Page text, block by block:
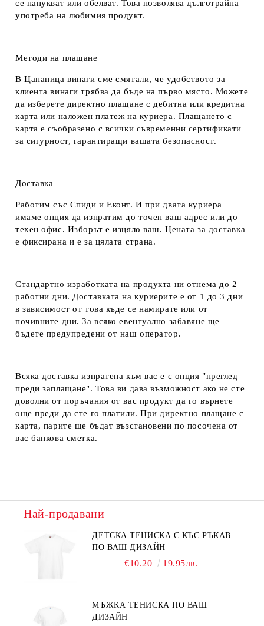
се напукват или обелват. Това позволява дълготрайна
употреба на любимия продукт.
Методи на плащане
В Цапаница винаги сме смятали, че удобството за
клиента винаги трябва да бъде на първо място. Можете
да изберете директно плащане с дебитна или кредитна
карта или наложен платеж на куриера. Плащането с
карта е съобразено с всички съвременни сертификати
за сигурност, гарантиращи вашата безопасност.
Доставка
Работим със Спиди и Еконт. И при двата куриера
имаме опция да изпратим до точен ваш адрес или до
техен офис. Изборът е изцяло ваш. Цената за доставка
е фиксирана и е за цялата страна.
Стандартно изработката на продукта ни отнема до 2
работни дни. Доставката на куриерите е от 1 до 3 дни
в зависимост от това къде се намирате или от
почивните дни. За всяко евентуално забавяне ще
бъдете предупредени от наш оператор.
Всяка доставка изпратена към вас е с опция "преглед
преди заплащане". Това ви дава възможност ако не сте
доволни от поръчания от вас продукт да го върнете
още преди да сте го платили. При директно плащане с
карта, парите ще бъдат възстановени по посочена от
вас банкова сметка.
Най-продавани
ДЕТСКА ТЕНИСКА С КЪС РЪКАВ
ПО ВАШ ДИЗАЙН
€10.20 19.95лв.
МЪЖКА ТЕНИСКА ПО ВАШ
ДИЗАЙН